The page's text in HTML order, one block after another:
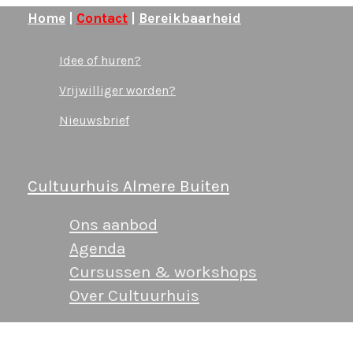
Home Contact Bereikbaarheid
Idee of huren?
Vrijwilliger worden?
Nieuwsbrief
Cultuurhuis Almere Buiten
Ons aanbod
Agenda
Cursussen & workshops
Over Cultuurhuis
2026